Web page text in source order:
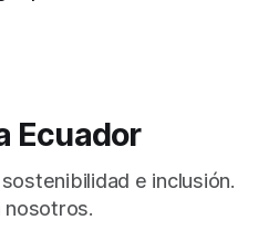
Ecuador
e inclusión.
nosotros.